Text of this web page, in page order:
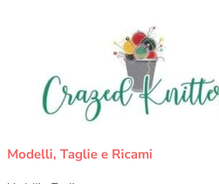
Modelli, Taglie e Ricami